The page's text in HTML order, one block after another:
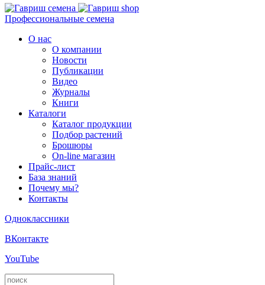
Профессиональные семена
О нас
О компании
Новости
Публикации
Видео
Журналы
Книги
Каталоги
Каталог продукции
Подбор растений
Брошюры
On-line магазин
Прайс-лист
База знаний
Почему мы?
Контакты
Одноклассники
ВКонтакте
YouTube